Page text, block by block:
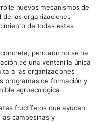
nuevos mecanismos de
de las organizaciones
de todas estas
pero aún no se ha
de una ventanilla única
a las organizaciones
programas de formación y
agroecológica.
fructíferos que ayuden
campesinas y